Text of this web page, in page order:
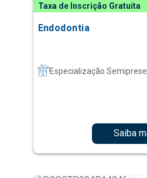
Taxa de Inscrição Gratuita
Endodontia
Especialização
Saiba